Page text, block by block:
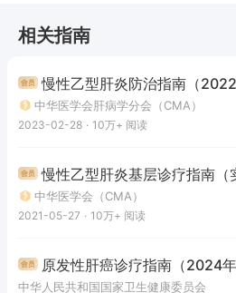
相关指南
慢性乙型肝炎防治指南（2022
中华医学会肝病学分会（CMA）
2023-02-28 · 10万+ 阅读
慢性乙型肝炎基层诊疗指南（
中华医学会（CMA）
2021-05-27 · 10万+ 阅读
原发性肝癌诊疗指南（2024年
中华人民共和国国家卫生健康委员会